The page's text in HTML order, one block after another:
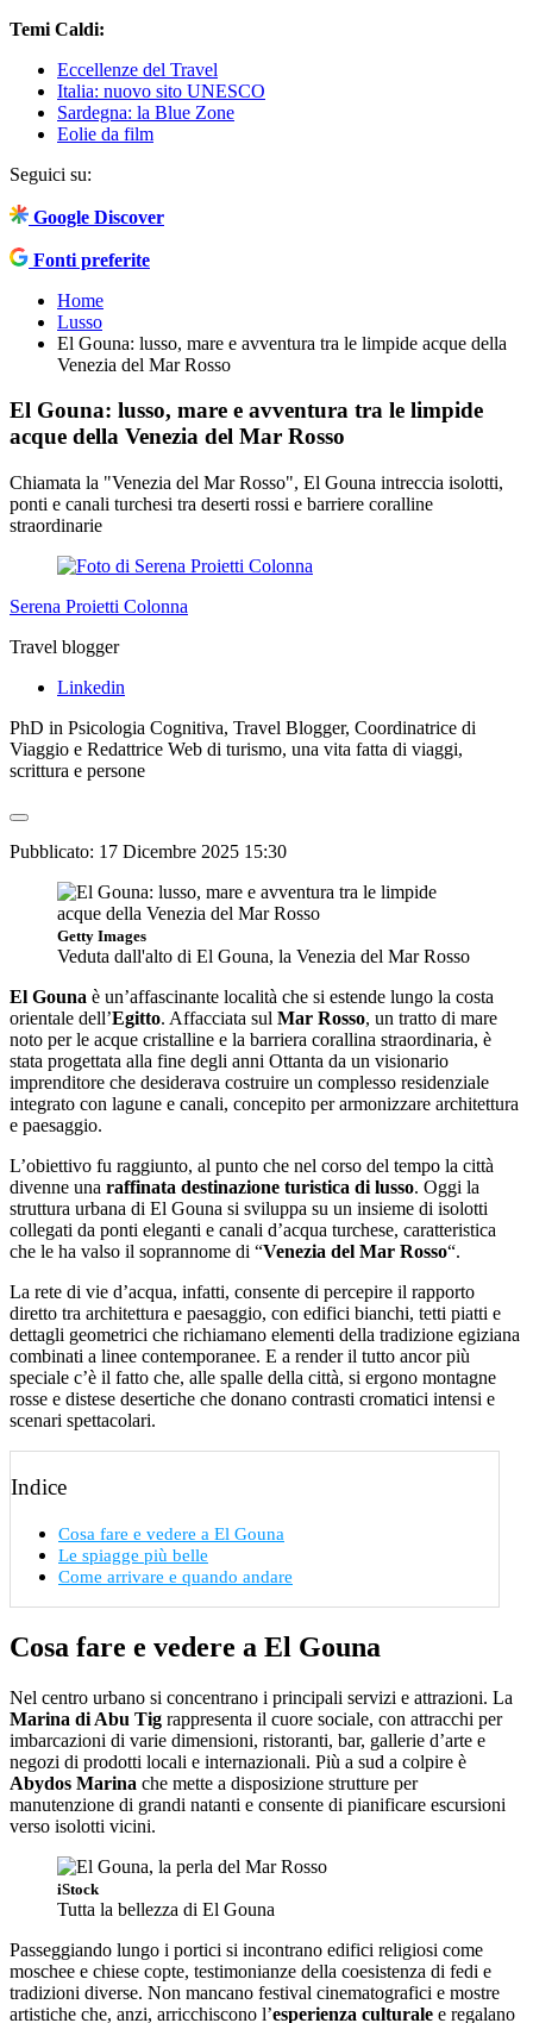
Temi Caldi:
Eccellenze del Travel
Italia: nuovo sito UNESCO
Sardegna: la Blue Zone
Eolie da film
Seguici su:
Google Discover
Fonti preferite
Home
Lusso
El Gouna: lusso, mare e avventura tra le limpide acque della
Venezia del Mar Rosso
El Gouna: lusso, mare e avventura tra le limpide
acque della Venezia del Mar Rosso
Chiamata la "Venezia del Mar Rosso", El Gouna intreccia isolotti,
ponti e canali turchesi tra deserti rossi e barriere coralline
straordinarie
Serena Proietti Colonna
Travel blogger
Linkedin
PhD in Psicologia Cognitiva, Travel Blogger, Coordinatrice di
Viaggio e Redattrice Web di turismo, una vita fatta di viaggi,
scrittura e persone
Pubblicato: 17 Dicembre 2025 15:30
Getty Images
Veduta dall'alto di El Gouna, la Venezia del Mar Rosso
El Gouna è un’affascinante località che si estende lungo la costa
orientale dell’Egitto. Affacciata sul Mar Rosso, un tratto di mare
noto per le acque cristalline e la barriera corallina straordinaria, è
stata progettata alla fine degli anni Ottanta da un visionario
imprenditore che desiderava costruire un complesso residenziale
integrato con lagune e canali, concepito per armonizzare architettura
e paesaggio.
L’obiettivo fu raggiunto, al punto che nel corso del tempo la città
divenne una raffinata destinazione turistica di lusso. Oggi la
struttura urbana di El Gouna si sviluppa su un insieme di isolotti
collegati da ponti eleganti e canali d’acqua turchese, caratteristica
che le ha valso il soprannome di “Venezia del Mar Rosso“.
La rete di vie d’acqua, infatti, consente di percepire il rapporto
diretto tra architettura e paesaggio, con edifici bianchi, tetti piatti e
dettagli geometrici che richiamano elementi della tradizione egiziana
combinati a linee contemporanee. E a render il tutto ancor più
speciale c’è il fatto che, alle spalle della città, si ergono montagne
rosse e distese desertiche che donano contrasti cromatici intensi e
scenari spettacolari.
Indice
Cosa fare e vedere a El Gouna
Le spiagge più belle
Come arrivare e quando andare
Cosa fare e vedere a El Gouna
Nel centro urbano si concentrano i principali servizi e attrazioni. La
Marina di Abu Tig rappresenta il cuore sociale, con attracchi per
imbarcazioni di varie dimensioni, ristoranti, bar, gallerie d’arte e
negozi di prodotti locali e internazionali. Più a sud a colpire è
Abydos Marina che mette a disposizione strutture per
manutenzione di grandi natanti e consente di pianificare escursioni
verso isolotti vicini.
iStock
Tutta la bellezza di El Gouna
Passeggiando lungo i portici si incontrano edifici religiosi come
moschee e chiese copte, testimonianze della coesistenza di fedi e
tradizioni diverse. Non mancano festival cinematografici e mostre
artistiche che, anzi, arricchiscono l’esperienza culturale e regalano